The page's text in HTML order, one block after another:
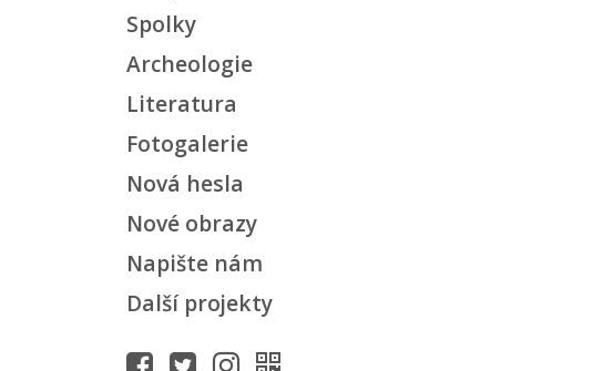
Spolky
Archeologie
Literatura
Fotogalerie
Nová hesla
Nové obrazy
Napište nám
Další projekty